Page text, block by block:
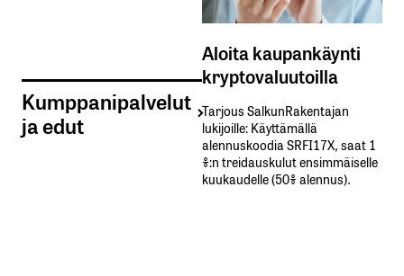
Kumppanipalvelut
ja edut
Aloita kaupankäynti
kryptovaluutoilla
Tarjous SalkunRakentajan
lukijoille: Käyttämällä​ ​
alennuskoodia​ ​SRFI17X,​ ​saat​ ​1
%:n treidauskulut​ ​ensimmäiselle​ ​
kuukaudelle​ ​(50%​ ​alennus).